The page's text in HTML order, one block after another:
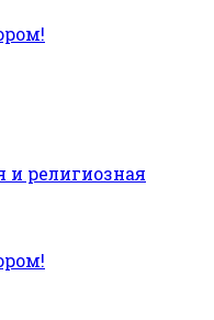
и религиозная